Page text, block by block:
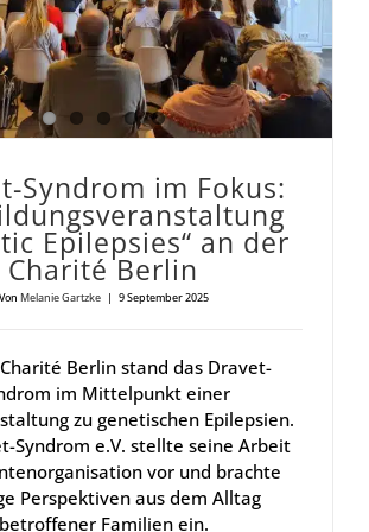
Syn­drom im Fokus:
Epi­lep­sies“ an der
Cha­ri­té Ber­lin
Von Melanie Gartzke | 9 September 2025
Berlin stand das Dravet-
im Mittelpunkt einer
zu genetischen Epilepsien.
Syndrom e.V. stellte seine Arbeit
vor und brachte
Perspektiven aus dem Alltag
betroffener Familien ein.